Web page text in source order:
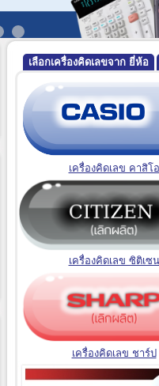
เลือกเครื่องคิดเลขจาก ยี่ห้อ
เครื่องคิดเลข คาสิโอ
เครื่องคิดเลข ซิติเซน
เครื่องคิดเลข ชาร์ป